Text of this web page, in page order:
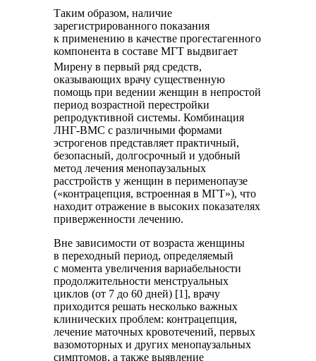
Таким образом, наличие
зарегистрированного показания
к применению в качестве прогестагенного
компонента в составе МГТ выдвигает
Миренув первый ряд средств,
оказывающих врачу существенную
помощь при ведении женщин в непростой
период возрастной перестройки
репродуктивной системы. Комбинация
ЛНГ-ВМС с различными формами
эстрогенов представляет практичный,
безопасный, долгосрочный и удобный
метод лечения менопаузальных
расстройств у женщин в перименопаузе
(«контрацепция, встроенная в МГТ»), что
находит отражение в высоких показателях
приверженности лечению.
Вне зависимости от возраста женщины
в переходный период, определяемый
с момента увеличения вариабельности
продолжительности менструальных
циклов (от 7 до 60 дней) [1], врачу
приходится решать несколько важных
клинических проблем: контрацепция,
лечение маточных кровотечений, первых
вазомоторных и других менопаузальных
симптомов, а также выявление